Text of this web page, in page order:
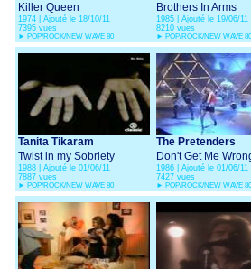
Killer Queen
1974 | Ajouté le 18/10/11
7395 vues
► POP/ROCK/NEW WAVE 80
Brothers In Arms
1985 | Ajouté le 19/06/11
8210 vues
► POP/ROCK/NEW WAVE 80
Tanita Tikaram
Twist in my Sobriety
1988 | Ajouté le 01/06/11
7887 vues
► POP/ROCK/NEW WAVE 80
The Pretenders
Don't Get Me
1986 | Ajouté le 01/06/11
7427 vues
► POP/ROCK/NEW WAVE 80